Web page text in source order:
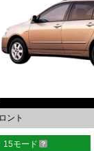
ント
15モード